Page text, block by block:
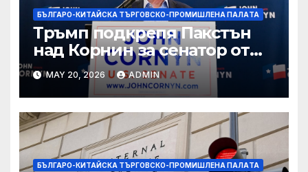
БЪЛГАРО-КИТАЙСКА ТЪРГОВСКО-ПРОМИШЛЕНА ПАЛAТА
Тръмп подкрепя Пакстън
над Корнин за сенатор от
Тексас в шокираща
подкрепа
MAY 20, 2026 ADMIN
БЪЛГАРО-КИТАЙСКА ТЪРГОВСКО-ПРОМИШЛЕНА ПАЛAТА